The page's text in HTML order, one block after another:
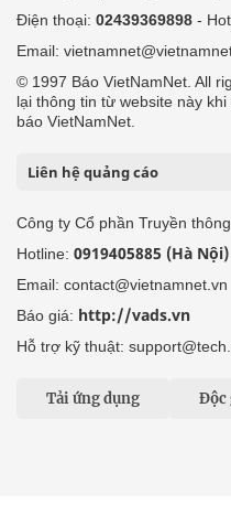
Điện thoại: 02439369898 -
Email:
© 1997 Báo VietNamNet. All
lại thông tin từ website này
báo VietNamNet.
Liên hệ quảng cáo
Công ty Cổ phần Truyền
Hotline: 0919405885 (Hà Nội)
Email: contact@vietnamnet.vn
Báo giá: http://vads.vn
Hỗ trợ kỹ thuật:
Tải ứng dụng Độc